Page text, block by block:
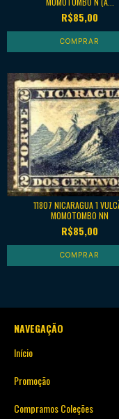
R$85,00
11807 NICARAGUA 1
MOMOTOMBO NN
R$85,00
NAVEGAÇÃO
Início
Promoção
Compramos Coleções